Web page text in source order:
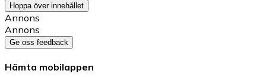
Hoppa över innehållet
Annons
Annons
Ge oss feedback
Hämta mobilappen